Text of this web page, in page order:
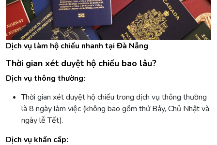
Dịch vụ làm hộ chiếu nhanh tại Đà Nẵng
Thời gian xét duyệt hộ chiếu bao lâu?
Dịch vụ thông thường:
Thời gian xét duyệt hộ chiếu trong dịch vụ thông thường
là 8 ngày làm việc (không bao gồm thứ Bảy, Chủ Nhật và
ngày lễ Tết).
Dịch vụ khẩn cấp: